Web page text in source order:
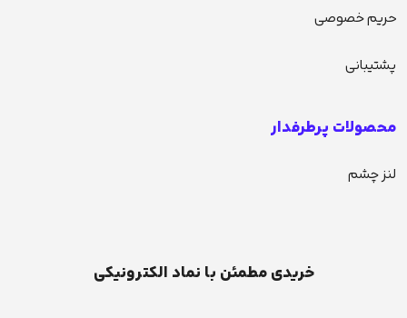
حریم خصوصی
پشتیبانی
محصولات پرطرفدار
لنز چشم
خریدی مطمئن با نماد الکترونیکی